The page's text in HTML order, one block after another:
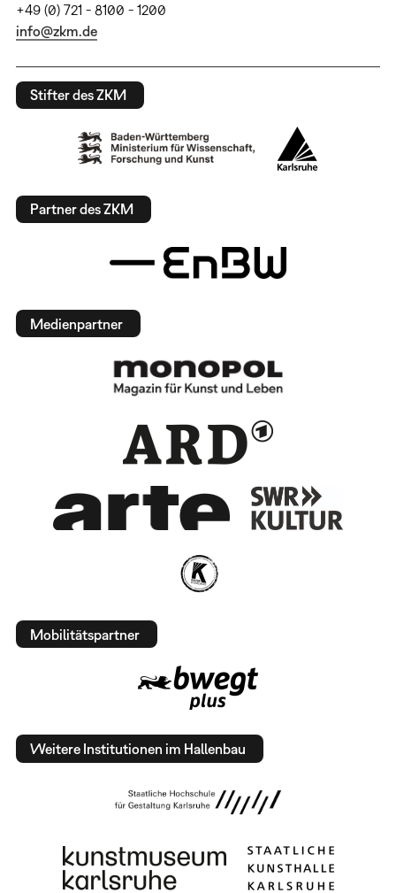
+49 (0) 721 - 8100 - 1200
info@zkm.de
Stifter des ZKM
Partner des ZKM
Medienpartner
Mobilitätspartner
Weitere Institutionen im Hallenbau